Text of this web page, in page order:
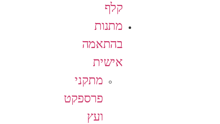
קלף
מתנות
בהתאמה
אישית
מתקני
פרספקט
ועץ